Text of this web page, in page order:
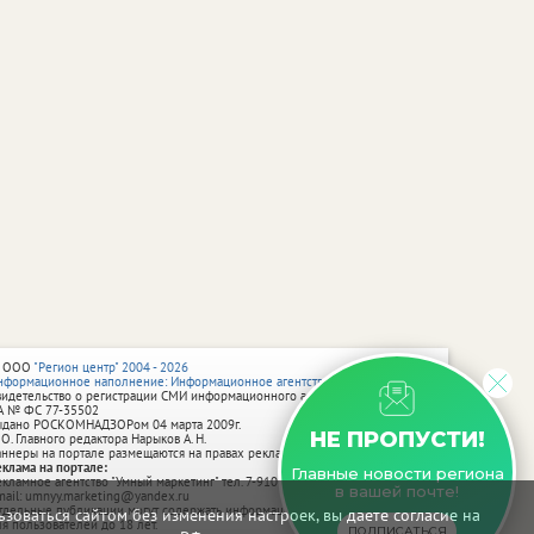
сайтом без изменения настроек, вы даете согласие на
НЕ ПРОПУСТИ!
Главные новости региона
в вашей почте!
"Регион центр" 2004 - 2026
наполнение: Информационное агентство vRossii.ru
о регистрации СМИ информационного агентства vRossii.ru
№ ФС 77‑35502
РОСКОМНАДЗОРом 04 марта 2009г.
Главного редактора Нарыков А. Н.
на портале размещаются на правах рекламы.
на портале:
агентство "Умный маркетинг" тел. 7-910-267-70-40,
umnyy.marketing@yandex.ru
публикации могут содержать информацию, не предназначенную
пользователей до 18 лет.